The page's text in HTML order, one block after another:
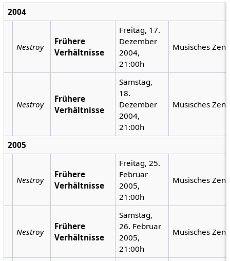
2004
Nestroy
Frühere
Verhältnisse
Freitag, 17.
Dezember
2004,
21:00h
Musisches
Nestroy
Frühere
Verhältnisse
Samstag,
18.
Dezember
2004,
21:00h
Musisches
2005
Nestroy
Frühere
Verhältnisse
Freitag, 25.
Februar
2005,
21:00h
Musisches
Nestroy
Frühere
Verhältnisse
Samstag,
26. Februar
2005,
21:00h
Musisches